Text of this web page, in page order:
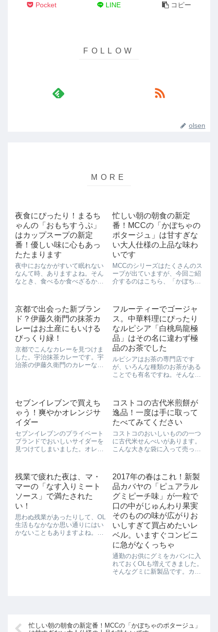
Pocket LINE コピー
olsen
夜食にぴったり！まるち
ゃんの「おもちすうぷ」
はカップスープの新定
番！優しい味に心もあっ
たたまります
夜中におなかがすいて眠れない
なんて時、ありますよね。そん
なとき、食べるか食べざるか、
脂肪になるし、かといって、食
べないで寝られないのも明日の
仕事に影響しそうです。まるち
ゃんの「おもちす...
忙しい朝の朝食の新定
番！MCCの「かぼちゃの
ポタージュ」は甘すぎな
い大人仕様の上品な味わ
いです
MCCのシリーズはたくさんのス
ープが出ていますが、今回ご紹
介するのはこちら、「かぼちゃ
ろんなメーカーでも出ているの
ですが、こちらの「かぼちゃの
ポタージュ」は甘すぎないのが
いいんです。甘...
京都で出会った新ブラン
ド？伊藤久衛門の抹茶カ
レーはお土産にもいける
びっくり緑！
京都でこんなカレーを見つけま
した。宇治抹茶カレーです。宇
治茶の伊藤久衛門のカレーなん
うな絵はあったものの、まさか
ほんとうにそうだ...
フルーティーでゴージャ
ス。中華料理にぴったり
なルピシア「白桃烏龍極
品」はその名に違わず極
品のお茶でした
ルピシアはお茶の専門店です
が、いろんな種類のお茶がある
ことでも有名ですね。そんなル
近も草間彌生さんの展示、「草
間彌生 我が永遠の人生」のコ
ラボとして、六本木の国立新美
術館でオリジナルテ...
セブンイレブンで買えち
ゃう！爽やかオレンジサ
イダー
セブンイレブンのプライベート
ブランドでおいしいサイダーを
見つけてしまいました。オレン
ダーに効いて、スッキリ仕上げ
ています。炭酸が恋しい季節に
なりましたね。この夏はオレン
ジサイダー、チェ...
コストコの古代米煎餅が
逸品！一度は手に取って
たべてみてください
コストコのおいしいものの一つ
に古代米せんべいがあります。
こんな大きな袋に入って売って
た。それもけっこうな量です。
さらに１つ１つ個別装している
ところがうれしい。気軽にバッ
グに忍ばせて置け...
残業で疲れた夜は、マ・
マーの「なす入りミート
ソース」で満たされた
い！
思わぬ残業があったりして、OL
生活もなかなか思い通りにはい
かないこともありますよね。遅
2017年の春はこれ！新製
品カバヤの「ピュアラル
グミピーチ味」が一粒で
口の中がじゅんわり果実
そのものの味が広がりお
いしすぎて買占めたいレ
ベル。いますぐコンビニ
に急がなくっちゃ
通勤のお供にグミをカバンに入
れておくOLも増えてきました。
そんなグミに新製品です。カバ
忙しい朝の朝食の新定番！MCCの「かぼちゃのポタージュ」